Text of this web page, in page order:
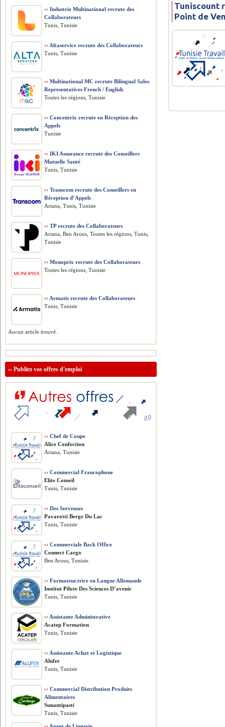
Tuniscount
Point de
›› Industrie Multinational recrute des
Collaborateurs
Tunis, Tunisie
›› Altaservice recrute des Collaborateurs
Tunis, Tunisie
›› Multinational MC recrute Bilingual Sales
Representatives French / English
Toutes les régions, Tunisie
›› Concentrix recrute en Réception des
Appels
Tunisie
›› IKI Assurance recrute des Conseillers
Mutuelle Santé
Tunis, Tunisie
›› Transcom recrute des Conseillers en
Réception d’Appels
Ariana, Tunis, Tunisie
›› TP recrute des Collaborateurs
Ariana, Ben Arous, Toutes les régions, Tunis,
Tunisie
›› Monoprix recrute des Collaborateurs
Toutes les régions, Tunisie
›› Armatis recrute des Collaborateurs
Tunis, Tunisie
Aucun article trouvé.
››Publiez vos offres d'emploi
›› Chef de Coupe
Alice Confection
Ariana, Tunisie
›› Commercial Francophone
Elite Conseil
Tunis, Tunisie
›› Des Serveuses
Pavarotti Berge Du Lac
Tunis, Tunisie
›› Commerciale Back Office
Connect Cargo
Ben Arous, Tunisie
›› Formateur.trice en Langue Allemande
Institut Pilote Des Sciences D’avenir
Tunis, Tunisie
›› Assistante Administrative
Acatep Formation
Tunis, Tunisie
›› Assistante Achat et Logistique
Alufer
Tunis, Tunisie
›› Commercial Distribution Produits
Alimentaires
Sunantipasti
Tunis, Tunisie